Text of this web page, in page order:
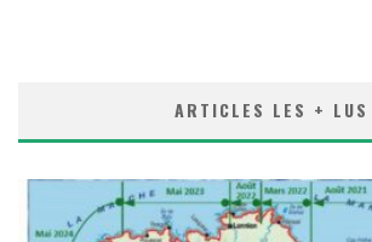
ARTICLES LES + LUS